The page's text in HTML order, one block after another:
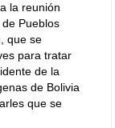
la reunión
Pueblos
que se
para tratar
de la
de Bolivia
que se